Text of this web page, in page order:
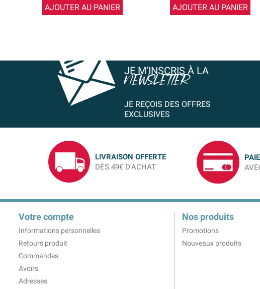
AJOUTER AU PANIER
AJOUTER AU PANIER
JE M’INSCRIS À LA
NEWSLETTER
JE REÇOIS DES OFFRES
EXCLUSIVES
LIVRAISON OFFERTE
DÈS 49€ D'ACHAT
Votre compte
Informations personnelles
Retours produit
Commandes
Avoirs
Adresses
Nos produits
Promotions
Nouveaux produits